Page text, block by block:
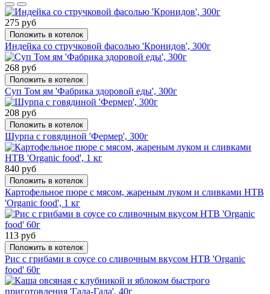
275 руб
Положить в котелок
Индейка со стручковой фасолью 'Кронидов', 300г
268 руб
Положить в котелок
Суп Том ям 'Фабрика здоровой еды', 300г
208 руб
Положить в котелок
Шурпа с говядиной 'Фермер', 300г
840 руб
Положить в котелок
Картофельное пюре с мясом, жареным луком и сливками НТВ
'Organic food', 1 кг
113 руб
Положить в котелок
Рис с грибами в соусе со сливочным вкусом НТВ 'Organic
food' 60г